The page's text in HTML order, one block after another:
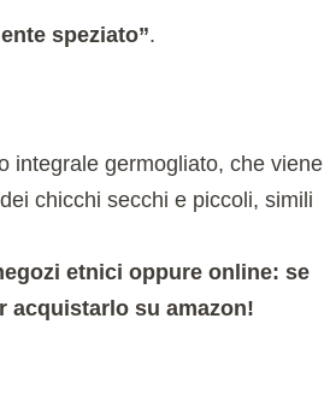
speziato”.
integrale germogliato, che viene
chicchi secchi e piccoli, simili
etnici oppure online: se
acquistarlo su amazon!